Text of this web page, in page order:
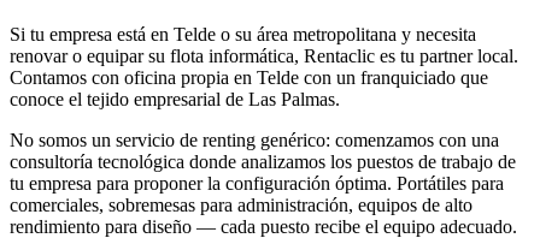
Si tu empresa está en Telde o su área metropolitana y necesita
renovar o equipar su flota informática, Rentaclic es tu partner local.
Contamos con oficina propia en Telde con un franquiciado que
conoce el tejido empresarial de Las Palmas.
No somos un servicio de renting genérico: comenzamos con una
consultoría tecnológica donde analizamos los puestos de trabajo de
tu empresa para proponer la configuración óptima. Portátiles para
comerciales, sobremesas para administración, equipos de alto
rendimiento para diseño — cada puesto recibe el equipo adecuado.